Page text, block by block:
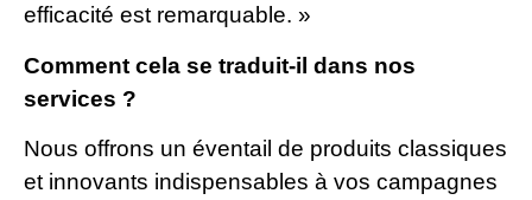
efficacité est remarquable. »
Comment cela se traduit-il dans nos
services ?
Nous offrons un éventail de produits classiques
et innovants indispensables à vos campagnes